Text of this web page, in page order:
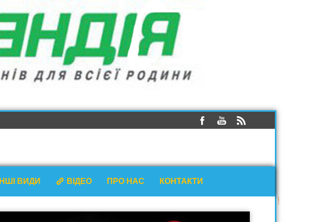
ІНШІ ВИДИ ВІДЕО ПРО НАС КОНТАКТИ